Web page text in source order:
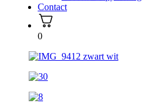
Contact
0